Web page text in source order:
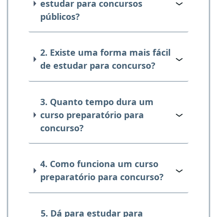
estudar para concursos
públicos?
2. Existe uma forma mais fácil
de estudar para concurso?
3. Quanto tempo dura um
curso preparatório para
concurso?
4. Como funciona um curso
preparatório para concurso?
5. Dá para estudar para